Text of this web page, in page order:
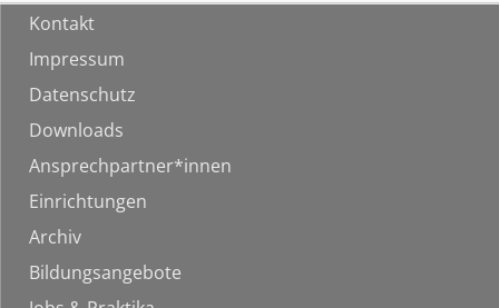
Kontakt
Impressum
Datenschutz
Downloads
Ansprechpartner*innen
Einrichtungen
Archiv
Bildungsangebote